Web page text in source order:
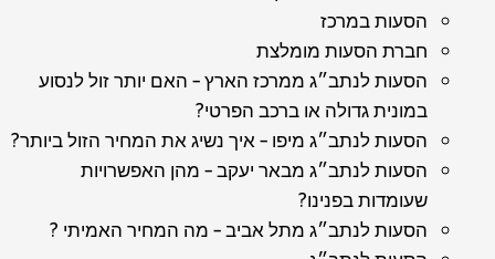
הסעות במרכז
חברת הסעות מומלצת
הסעות לנתב״ג ממרכז הארץ – האם יותר זול לנסוע
במונית גדולה או ברכב הפרטי?
הסעות לנתב״ג מיפו – איך נשיג את המחיר הזול ביותר?
הסעות לנתב״ג מבאר יעקב – מהן האפשרויות
שעומדות בפנינו?
הסעות לנתב״ג מתל אביב – מה המחיר האמיתי ?